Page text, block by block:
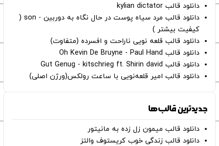
دانلود قالب kylian dictator
دانلود قالب مرد سیاه پوست در حال نگاه به دوربین - son (
کیفیت بیشتر )
دانلود قالب قلعه نویی ناراحت و افسرده (متفاوت)
دانلود قالب Oh Kevin De Bruyne - Paul Hand
دانلود قالب Gut Genug - kitschrieg ft. Shirin david
دانلود قالب امیر قلعه‌نویی با ساعت رولکس(ورژن اصلی)
جدیدترین قالب‌ها
دانلود قالب میمون زل زده به مانیتور
دانلود قالب زندگی خوب کریستوف والتز